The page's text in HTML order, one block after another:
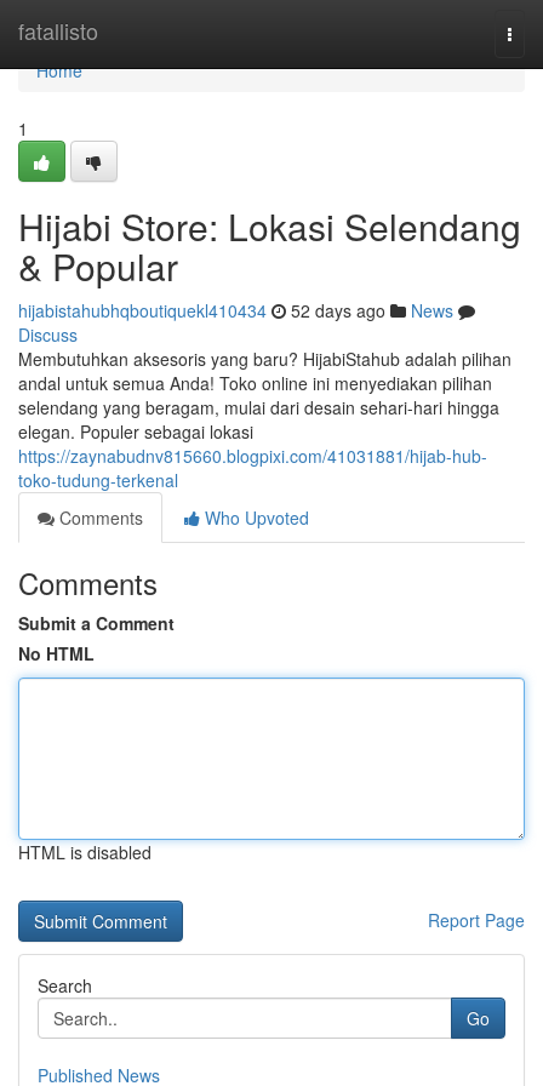
fatallisto
Home
Home
1
Hijabi Store: Lokasi Selendang
& Popular
hijabistahubhqboutiquekl410434 52 days ago
News
Discuss
Membutuhkan aksesoris yang baru? HijabiStahub adalah pilihan
andal untuk semua Anda! Toko online ini menyediakan pilihan
selendang yang beragam, mulai dari desain sehari-hari hingga
elegan. Populer sebagai lokasi
https://zaynabudnv815660.blogpixi.com/41031881/hijab-hub-
toko-tudung-terkenal
Comments
Who Upvoted
Comments
Submit a Comment
No HTML
HTML is disabled
Report Page
Search
Go
Published News